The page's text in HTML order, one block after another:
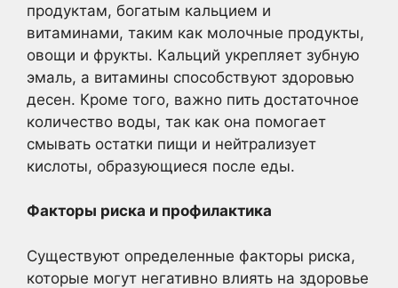
продуктам, богатым кальцием и
витаминами, таким как молочные продукты,
овощи и фрукты. Кальций укрепляет зубную
эмаль, а витамины способствуют здоровью
десен. Кроме того, важно пить достаточное
количество воды, так как она помогает
смывать остатки пищи и нейтрализует
кислоты, образующиеся после еды.
Факторы риска и профилактика
Существуют определенные факторы риска,
которые могут негативно влиять на здоровье